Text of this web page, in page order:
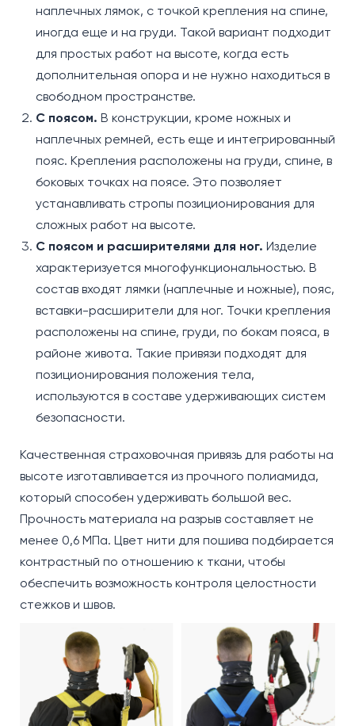
наплечных лямок, с точкой крепления на спине,
иногда еще и на груди. Такой вариант подходит
для простых работ на высоте, когда есть
дополнительная опора и не нужно находиться в
свободном пространстве.
С поясом. В конструкции, кроме ножных и
наплечных ремней, есть еще и интегрированный
пояс. Крепления расположены на груди, спине, в
боковых точках на поясе. Это позволяет
устанавливать стропы позиционирования для
сложных работ на высоте.
С поясом и расширителями для ног. Изделие
характеризуется многофункциональностью. В
состав входят лямки (наплечные и ножные), пояс,
вставки-расширители для ног. Точки крепления
расположены на спине, груди, по бокам пояса, в
районе живота. Такие привязи подходят для
позиционирования положения тела,
используются в составе удерживающих систем
безопасности.
Качественная страховочная привязь для работы на
высоте изготавливается из прочного полиамида,
который способен удерживать большой вес.
Прочность материала на разрыв составляет не
менее 0,6 МПа. Цвет нити для пошива подбирается
контрастный по отношению к ткани, чтобы
обеспечить возможность контроля целостности
стежков и швов.